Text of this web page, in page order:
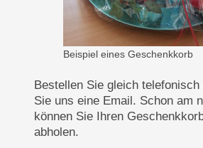
Beispiel eines Geschenkkorb
Bestellen Sie gleich telefonisch
Sie uns eine Email. Schon am
können Sie Ihren
abholen.